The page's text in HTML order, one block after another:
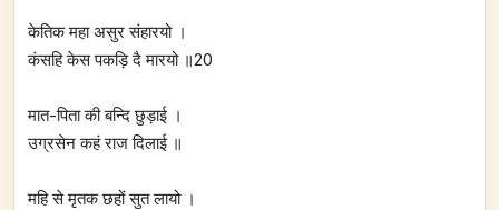
केतिक महा असुर संहारयो ।
कंसहि केस पकड़ि दै मारयो ॥20
मात-पिता की बन्दि छुड़ाई ।
उग्रसेन कहं राज दिलाई ॥
महि से मृतक छहों सुत लायो ।